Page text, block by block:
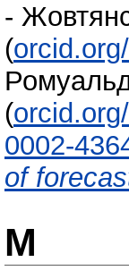
-
(
(
0002-
of
М